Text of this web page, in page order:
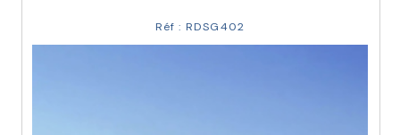
Réf : RDSG402